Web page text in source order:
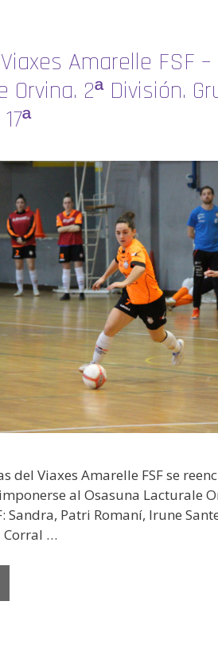
Amarelle FSF
Orvina. 2ª División.
del Viaxes Amarelle FSF se
al Osasuna Lacturale
Sandra, Patri Romaní, Irune
Corral …